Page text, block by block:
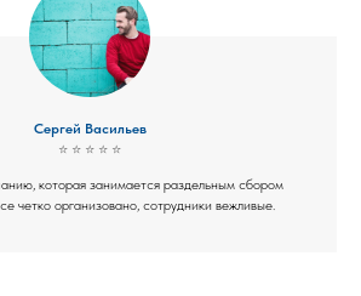
Сергей Васильев
⭐ ⭐ ⭐ ⭐ ⭐
которая занимается раздельным сбором
четко организовано, сотрудники вежливые.